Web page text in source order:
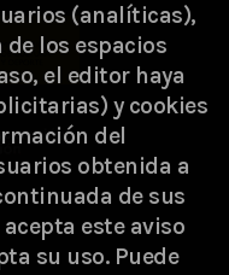
(analíticas),
los espacios
el editor haya
y cookies
del
obtenida a
de sus
este aviso
su uso. Puede